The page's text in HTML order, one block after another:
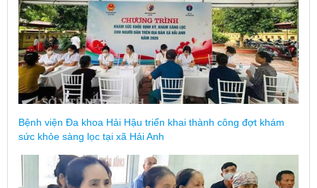
Bệnh viện Đa khoa Hải Hậu triển khai thành công đợt khám
sức khỏe sàng lọc tại xã Hải Anh